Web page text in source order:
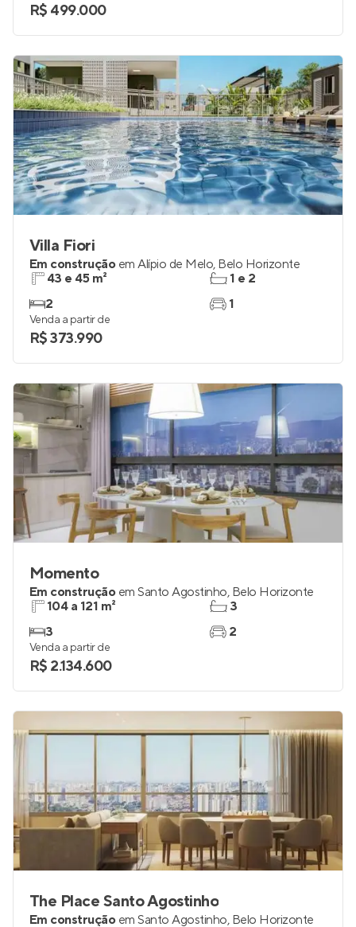
R$ 499.000
Villa Fiori
Em construção em Alípio de Melo, Belo Horizonte
43 e 45 m²
2
1 e 2
1
Venda a partir de
R$ 373.990
Momento
Em construção em Santo Agostinho, Belo Horizonte
104 a 121 m²
3
3
2
Venda a partir de
R$ 2.134.600
The Place Santo Agostinho
Em construção em Santo Agostinho, Belo Horizonte